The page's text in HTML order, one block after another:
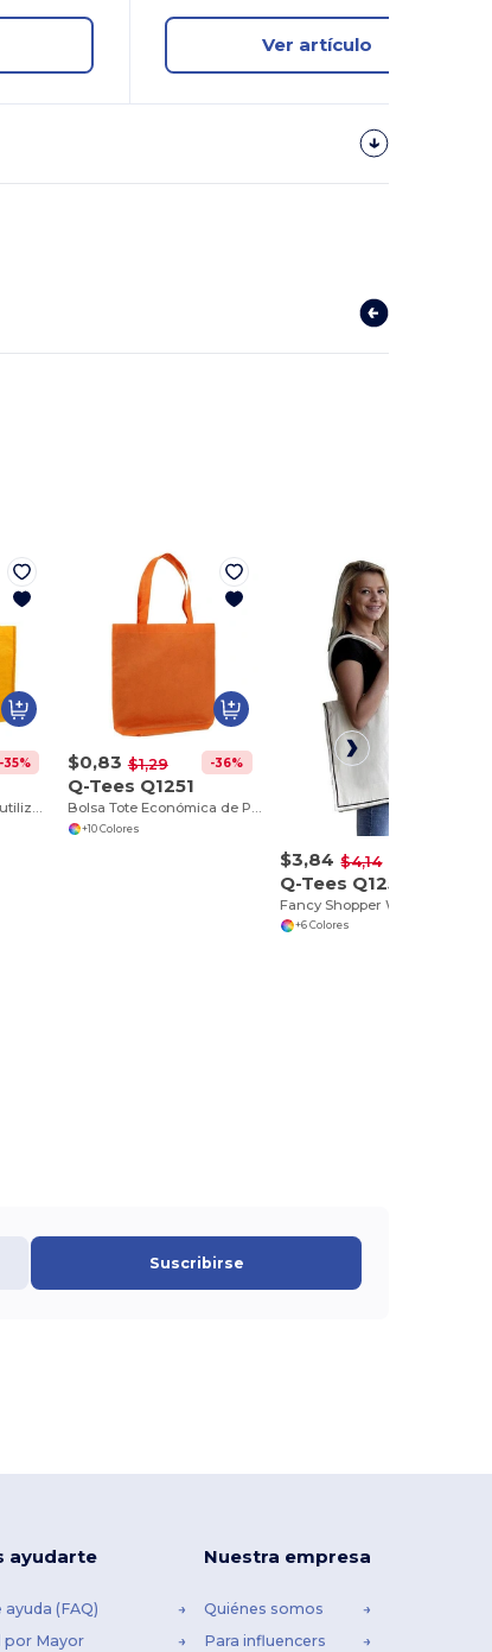
Ver artículo
-35%
Bolsa de Compras Reutilizable con Refuerzo
$0,83 $1,29 -36%
Q-Tees Q1251
Bolsa Tote Económica de Polipropileno Resistente
+10 Colores
$3,84 $4,14
Q-Tees Q125600
+6 Colores
Suscribirse
ayudarte
(FAQ)
por Mayor
Nuestra empresa
Quiénes somos
Para influencers